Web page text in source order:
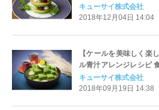
メニュー特集
キューサイ株式会社
2018年12月04日 14:04
【ケールを美味しく楽
ル青汁アレンジレシピ
ュー特集
キューサイ株式会社
2018年09月19日 14:38